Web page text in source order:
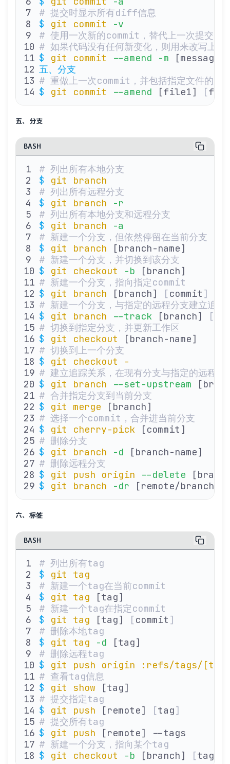
# 提交时显示所有diff信息
$ git commit -v
# 使用一次新的commit，替代上一次提交
# 如果代码没有任何新变化，则用来改写上
$ git commit --amend -m [message]
五、分支
# 重做上一次commit，并包括指定文件的新
$ git commit --amend [file1] [
五、分支
BASH
# 列出所有本地分支
$ git branch
# 列出所有远程分支
$ git branch -r
# 列出所有本地分支和远程分支
$ git branch -a
# 新建一个分支，但依然停留在当前分支
$ git branch [branch-name]
# 新建一个分支，并切换到该分支
$ git checkout -b [branch]
# 新建一个分支，指向指定commit
$ git branch [branch] [commit ]
# 新建一个分支，与指定的远程分支建立追踪
$ git branch --track [branch] [
# 切换到指定分支，并更新工作区
$ git checkout [branch-name]
# 切换到上一个分支
$ git checkout -
# 建立追踪关系，在现有分支与指定的远程分
$ git branch --set-upstream
# 合并指定分支到当前分支
$ git merge [branch]
# 选择一个commit，合并进当前分支
$ git cherry-pick [commit]
# 删除分支
$ git branch -d [branch-name]
# 删除远程分支
$ git push origin --delete
$ git branch -dr [remote/branch]
六、标签
BASH
# 列出所有tag
$ git tag
# 新建一个tag在当前commit
$ git tag [tag]
# 新建一个tag在指定commit
$ git tag [tag] [commit ]
# 删除本地tag
$ git tag -d [tag]
# 删除远程tag
$ git push origin :refs/tags/
# 查看tag信息
$ git show [tag]
# 提交指定tag
$ git push [remote] [tag]
# 提交所有tag
$ git push [remote] --tags
# 新建一个分支，指向某个tag
$ git checkout -b [branch] [tag